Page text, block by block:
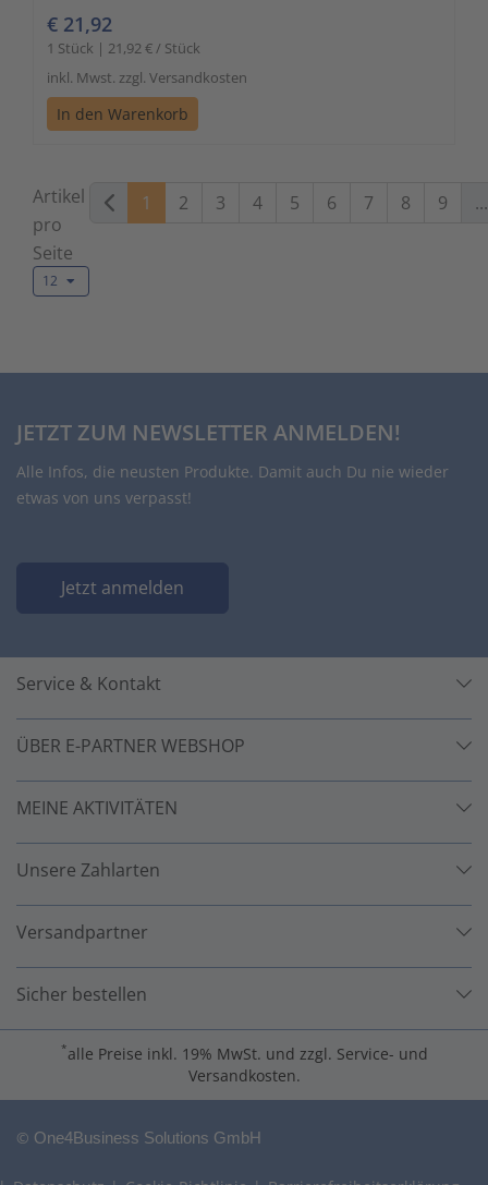
€ 21,92
1 Stück | 21,92 € / Stück
inkl. Mwst. zzgl. Versandkosten
In den Warenkorb
Artikel
pro
Seite
12
1 2 3 4 5 6 7 8 9 ...
JETZT ZUM NEWSLETTER ANMELDEN!
Alle Infos, die neusten Produkte. Damit auch Du nie wieder
etwas von uns verpasst!
Jetzt anmelden
Service & Kontakt
ÜBER E-PARTNER WEBSHOP
MEINE AKTIVITÄTEN
Unsere Zahlarten
Versandpartner
Sicher bestellen
*alle Preise inkl. 19% MwSt. und zzgl. Service- und
Versandkosten.
© One4Business Solutions GmbH